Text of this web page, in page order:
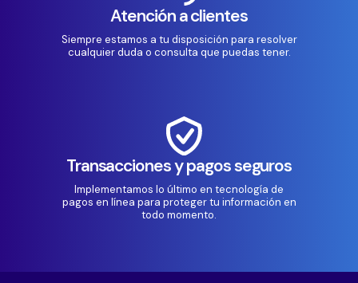
Atención a clientes
Siempre estamos a tu disposición para resolver
cualquier duda o consulta que puedas tener.
Transacciones y pagos seguros
Implementamos lo último en tecnología de
pagos en línea para proteger tu información en
todo momento.